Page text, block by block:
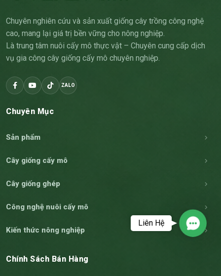
Chuyên nghiên cứu và sản xuất giống cây trồng công nghệ
cao, mang lại giá trị bền vững cho nông nghiệp.
Là trung tâm nuôi cấy mô thực vật – Chuyên cung cấp dịch
vụ gia công cây giống cấy mô chuyên nghiệp.
ZALO
Chuyên Mục
Sản phẩm
Cây giống cấy mô
Cây giống ghép
Công nghệ nuôi cấy mô
Kiến thức nông nghiệp
Chính Sách Bán Hàng
Liên Hệ